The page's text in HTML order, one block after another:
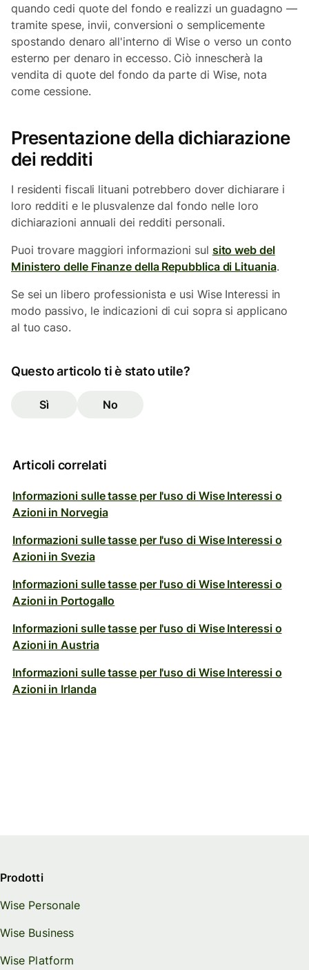
quando cedi quote del fondo e realizzi un guadagno —
tramite spese, invii, conversioni o semplicemente
spostando denaro all'interno di Wise o verso un conto
esterno per denaro in eccesso. Ciò innescherà la
vendita di quote del fondo da parte di Wise, nota
come cessione.
Presentazione della dichiarazione
dei redditi
I residenti fiscali lituani potrebbero dover dichiarare i
loro redditi e le plusvalenze dal fondo nelle loro
dichiarazioni annuali dei redditi personali.
Puoi trovare maggiori informazioni sul sito web del
Ministero delle Finanze della Repubblica di Lituania.
Se sei un libero professionista e usi Wise Interessi in
modo passivo, le indicazioni di cui sopra si applicano
al tuo caso.
Questo articolo ti è stato utile?
Sì No
Articoli correlati
Informazioni sulle tasse per l'uso di Wise Interessi o
Azioni in Norvegia
Informazioni sulle tasse per l'uso di Wise Interessi o
Azioni in Svezia
Informazioni sulle tasse per l'uso di Wise Interessi o
Azioni in Portogallo
Informazioni sulle tasse per l'uso di Wise Interessi o
Azioni in Austria
Informazioni sulle tasse per l'uso di Wise Interessi o
Azioni in Irlanda
Prodotti
Wise Personale
Wise Business
Wise Platform